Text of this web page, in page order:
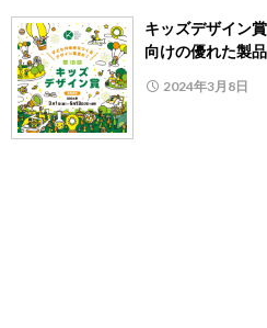
キッズデザイン
向けの優れた製
2024年3月8日